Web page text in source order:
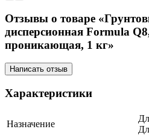
Отзывы о товаре
дисперсионная Formula
проникающая, 1 кг»
Написать отзыв
Характеристики
Назначение